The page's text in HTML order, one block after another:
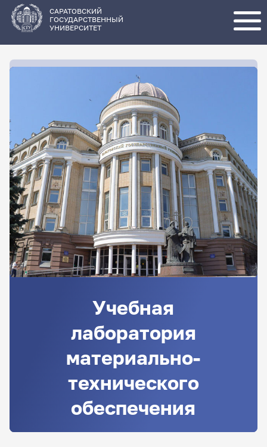
основному
содержанию
САРАТОВСКИЙ
ГОСУДАРСТВЕННЫЙ
УНИВЕРСИТЕТ
Учебная
лаборатория
материально-
технического
обеспечения